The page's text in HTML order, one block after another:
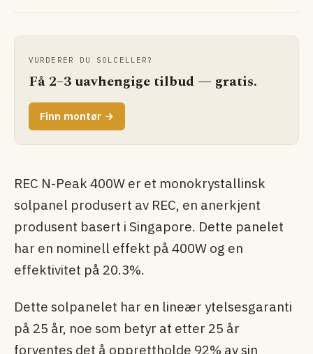
VURDERER DU SOLCELLER?
Få 2–3 uavhengige tilbud — gratis.
Finn montør →
REC N-Peak 400W er et monokrystallinsk
solpanel produsert av REC, en anerkjent
produsent basert i Singapore. Dette panelet
har en nominell effekt på 400W og en
effektivitet på 20.3%.
Dette solpanelet har en lineær ytelsesgaranti
på 25 år, noe som betyr at etter 25 år
forventes det å opprettholde 92% av sin